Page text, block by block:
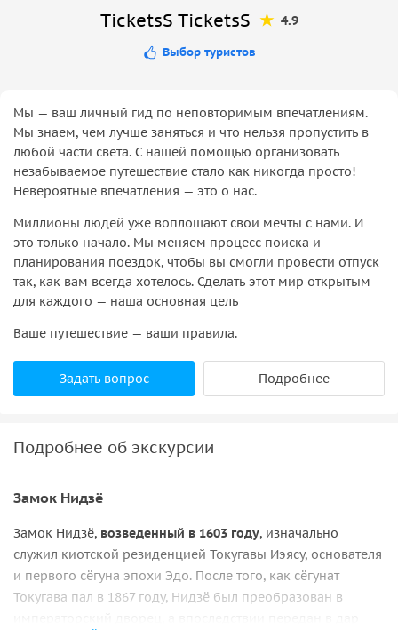
TicketsS TicketsS 4.9
Выбор туристов
Мы — ваш личный гид по неповторимым впечатлениям.
Мы знаем, чем лучше заняться и что нельзя пропустить в
любой части света. С нашей помощью организовать
незабываемое путешествие стало как никогда просто!
Невероятные впечатления — это о нас.
Миллионы людей уже воплощают свои мечты с нами. И
это только начало. Мы меняем процесс поиска и
планирования поездок, чтобы вы смогли провести отпуск
так, как вам всегда хотелось. Сделать этот мир открытым
для каждого — наша основная цель
Ваше путешествие — ваши правила.
Задать вопрос Подробнее
Подробнее об экскурсии
Замок Нидзё
Замок Нидзё, возведенный в 1603 году, изначально
служил киотской резиденцией Токугавы Иэясу, основателя
и первого сёгуна эпохи Эдо. После того, как сёгунат
Токугава пал в 1867 году, Нидзё был преобразован в